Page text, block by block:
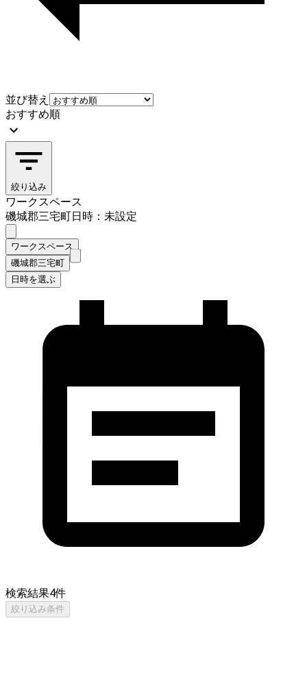
並び替え
おすすめ順
絞り込み
ワークスペース
磯城郡三宅町日時：未設定
ワークスペース
磯城郡三宅町
日時を選ぶ
検索結果4件
絞り込み条件